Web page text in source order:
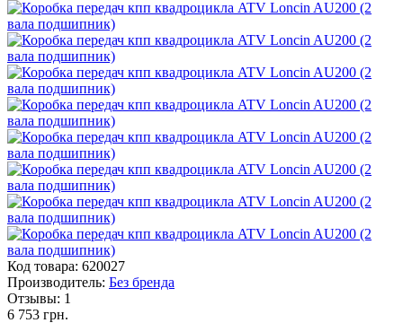
Код товара: 620027
Производитель: Без бренда
Отзывы: 1
6 753 грн.